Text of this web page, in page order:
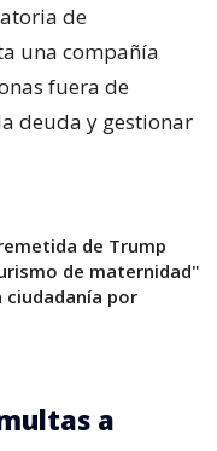
de
una compañía
fuera de
deuda y gestionar
de Trump
de maternidad"
ciudadanía por
a